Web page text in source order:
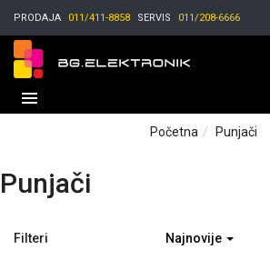
PRODAJA 011/411-8858 SERVIS 011/208-6666
Početna Punjači
Punjači
Filteri Najnovije